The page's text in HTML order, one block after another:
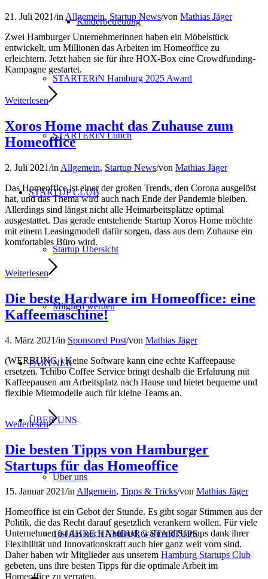
Kinderbetreuung
STARTERiN Hamburg 2025 Award
STARTERiN Lunch
STARTUP CLUB
Startup Übersicht
Mitglied werden
PARTNER
ÜBER UNS
Über uns
10 JAHRE HAMBURG STARTUPS
21. Juli 2021/in Allgemein, Startup News/von Mathias Jäger
Zwei Hamburger Unternehmerinnen haben ein Möbelstück
entwickelt, um Millionen das Arbeiten im Homeoffice zu
erleichtern. Jetzt haben sie für ihre HOX-Box eine Crowdfunding-
Kampagne gestartet.
Weiterlesen
Xoros Home macht das Zuhause zum
Homeoffice
2. Juli 2021/in Allgemein, Startup News/von Mathias Jäger
Das Homeoffice ist einer der großen Trends, den Corona ausgelöst
hat, und das Thema wird auch nach Ende der Pandemie bleiben.
Allerdings sind längst nicht alle Heimarbeitsplätze optimal
ausgestattet. Das gerade entstehende Startup Xoros Home möchte
mit einem Leasingmodell dafür sorgen, dass aus dem Zuhause ein
komfortables Büro wird.
Weiterlesen
Die beste Hardware im Homeoffice: eine
Kaffeemaschine!
4. März 2021/in Sponsored Post/von Mathias Jäger
(WERBUNG ) Keine Software kann eine echte Kaffeepause
ersetzen. Tchibo Coffee Service bringt deshalb die Erfahrung mit
Kaffeepausen am Arbeitsplatz nach Hause und bietet bequeme und
flexible Mietmodelle auch für kleine Teams an.
Weiterlesen
Die besten Tipps von Hamburger
Startups für das Homeoffice
15. Januar 2021/in Allgemein, Tipps & Tricks/von Mathias Jäger
Homeoffice ist ein Gebot der Stunde. Es gibt sogar Stimmen aus der
Politik, die das Recht darauf gesetzlich verankern wollen. Für viele
Unternehmen ist das noch Neuland, während Startups dank ihrer
Flexibilität und Innovationskraft auch hier ganz weit vorn sind.
Daher haben wir Mitglieder aus unserem Hamburg Startups Club
gebeten, uns ihre besten Tipps für die optimale Arbeit im
Homeoffice zu verraten.